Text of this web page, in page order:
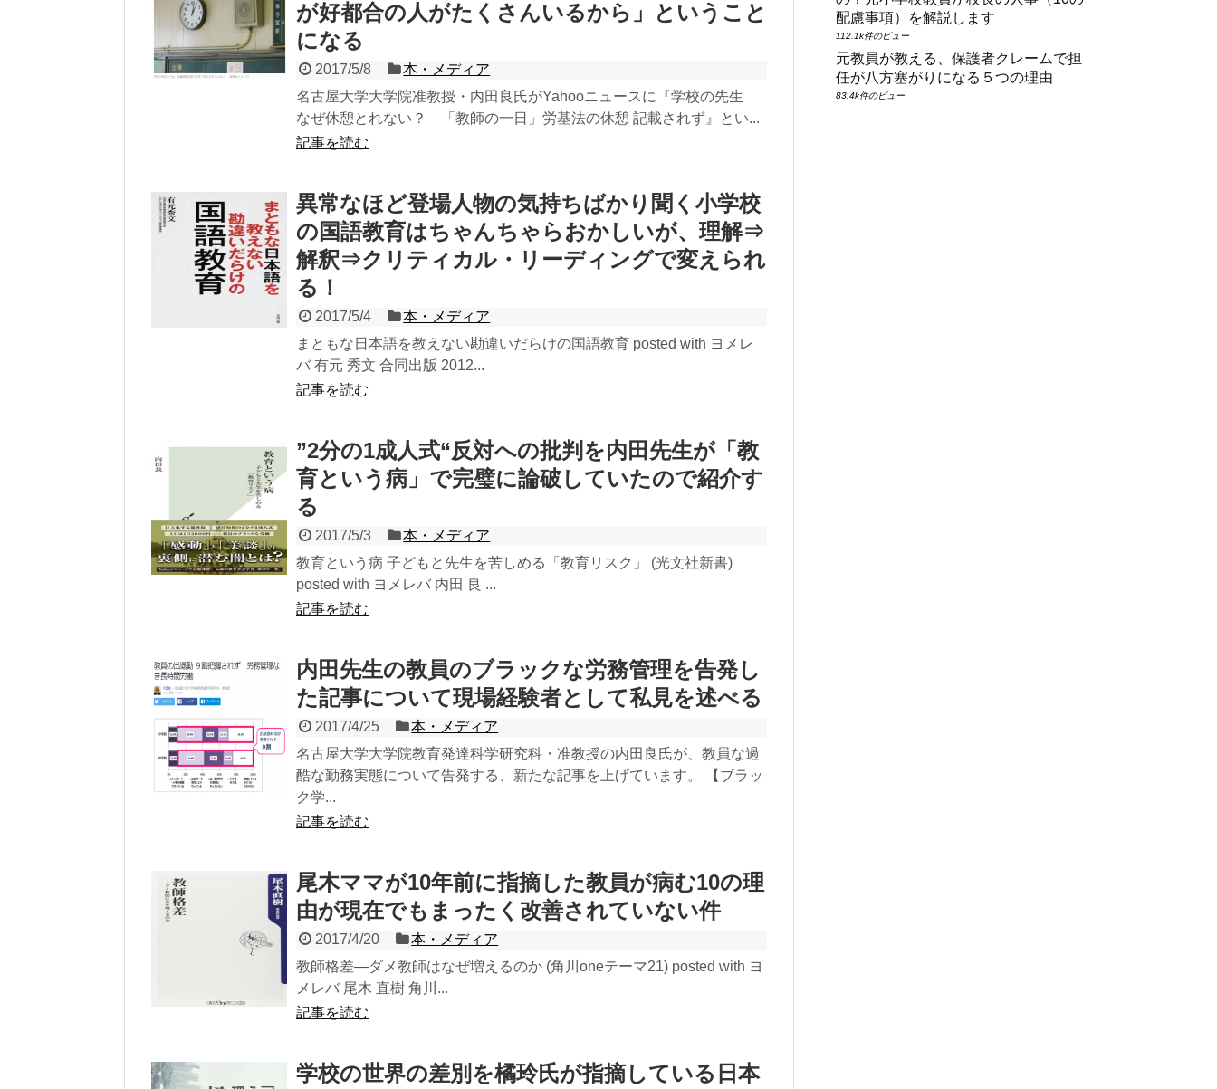
が好都合の人がたくさんいるから」ということ
になる
2017/5/8
本・メディア
名古屋大学大学院准教授・内田良氏がYahooニュースに『学校の先生
なぜ休憩とれない？ 「教師の一日」労基法の休憩 記載されず』とい...
記事を読む
異常なほど登場人物の気持ちばかり聞く小学校
の国語教育はちゃんちゃらおかしいが、理解⇒
解釈⇒クリティカル・リーディングで変えられ
る！
2017/5/4
本・メディア
まともな日本語を教えない勘違いだらけの国語教育 posted with ヨメレ
バ 有元 秀文 合同出版 2012...
記事を読む
”2分の1成人式“反対への批判を内田先生が「教
育という病」で完璧に論破していたので紹介す
る
2017/5/3
本・メディア
教育という病 子どもと先生を苦しめる「教育リスク」 (光文社新書)
posted with ヨメレバ 内田 良 ...
記事を読む
内田先生の教員のブラックな労務管理を告発し
た記事について現場経験者として私見を述べる
2017/4/25
本・メディア
名古屋大学大学院教育発達科学研究科・准教授の内田良氏が、教員な過
酷な勤務実態について告発する、新たな記事を上げています。 【ブラッ
ク学...
記事を読む
尾木ママが10年前に指摘した教員が病む10の理
由が現在でもまったく改善されていない件
2017/4/20
本・メディア
教師格差―ダメ教師はなぜ増えるのか (角川oneテーマ21) posted with ヨ
メレバ 尾木 直樹 角川...
記事を読む
学校の世界の差別を橘玲氏が指摘している日本
配慮事項）を解説します
112.1k件のビュー
元教員が教える、保護者クレームで担
任が八方塞がりになる５つの理由
83.4k件のビュー